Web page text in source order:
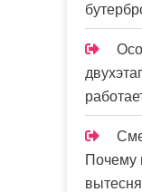
Почему